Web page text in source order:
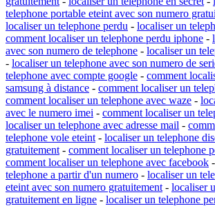
telephone portable eteint avec son numero
localiser un telephone perdu - localiser un
comment localiser un telephone perdu iphone -
avec son numero de telephone - localiser un
- localiser un telephone avec son numero de
telephone avec compte google - comment
samsung à distance - comment localiser un
comment localiser un telephone avec waze -
avec le numero imei - comment localiser un
localiser un telephone avec adresse mail -
telephone vole eteint - localiser un telephone
gratuitement - comment localiser un telephone
comment localiser un telephone avec facebook -
telephone a partir d'un numero - localiser un
eteint avec son numero gratuitement - localiser
gratuitement en ligne - localiser un telephone